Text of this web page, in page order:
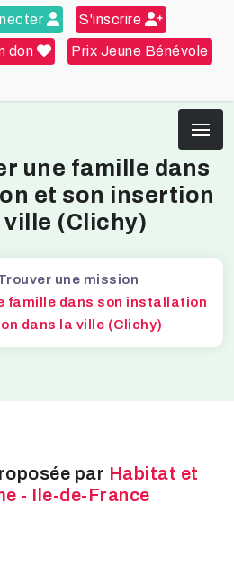
S'inscrire
don Prix Jeune Bénévole
une famille dans
et son insertion
ville (Clichy)
une mission
famille dans son installation
dans la ville (Clichy)
par Habitat et
- Ile-de-France